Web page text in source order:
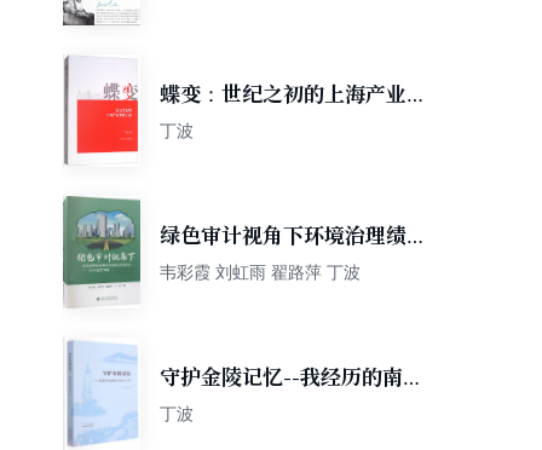
蝶变：世纪之初的上海产业革
新之路
丁波
绿色审计视角下环境治理绩效
测度及绿色发展研究：以河北
韦彩霞 刘虹雨 翟路萍 丁波
守护金陵记忆--我经历的南京
文保三十年
丁波